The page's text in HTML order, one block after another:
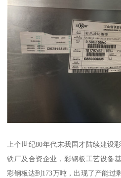
上个世纪80年代末我国才陆续建设
铁厂及合资企业，彩钢板工艺设备
彩钢板达到173万吨，出现了产能过